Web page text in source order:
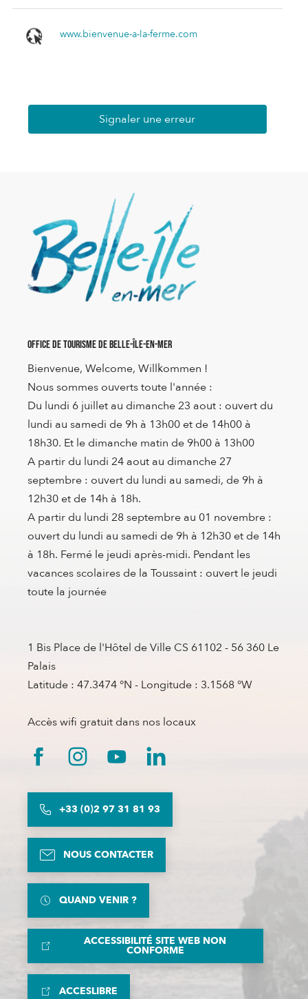
www.bienvenue-a-la-ferme.com
Signaler une erreur
Office de Tourisme de Belle-Île-en-Mer
Bienvenue, Welcome, Willkommen !
Nous sommes ouverts toute l'année :
Du lundi 6 juillet au dimanche 23 aout : ouvert du
lundi au samedi de 9h à 13h00 et de 14h00 à
18h30. Et le dimanche matin de 9h00 à 13h00
A partir du lundi 24 aout au dimanche 27
septembre : ouvert du lundi au samedi, de 9h à
12h30 et de 14h à 18h.
A partir du lundi 28 septembre au 01 novembre :
ouvert du lundi au samedi de 9h à 12h30 et de 14h
à 18h. Fermé le jeudi après-midi. Pendant les
vacances scolaires de la Toussaint : ouvert le jeudi
toute la journée
1 Bis Place de l'Hôtel de Ville CS 61102 - 56 360 Le
Palais
Latitude : 47.3474 °N - Longitude : 3.1568 °W
Accès wifi gratuit dans nos locaux
+33 (0)2 97 31 81 93
NOUS CONTACTER
QUAND VENIR ?
ACCESSIBILITÉ SITE WEB NON
CONFORME
ACCESLIBRE